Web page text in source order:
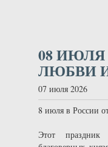
08
ЛЮБВИ
07 июля 2026
8 июля в России
Этот